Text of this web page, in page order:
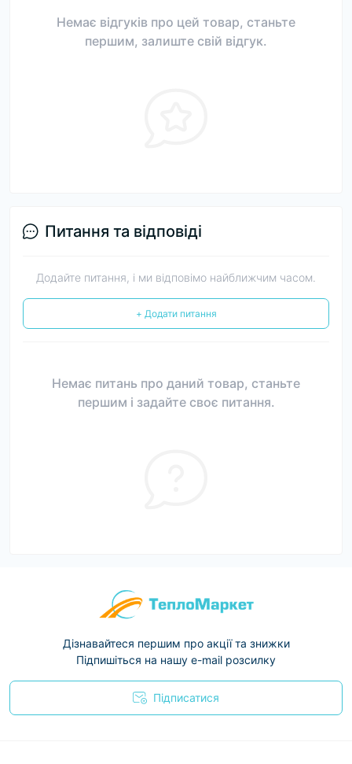
Немає відгуків про цей товар, станьте
першим, залиште свій відгук.
Питання та відповіді
Додайте питання, і ми відповімо найближчим часом.
+ Додати питання
Немає питань про даний товар, станьте
першим і задайте своє питання.
Дізнавайтеся першим про акції та знижки
Підпишіться на нашу e-mail розсилку
Підписатися